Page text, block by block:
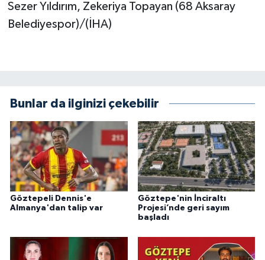
Sezer Yıldırım, Zekeriya Topayan (68 Aksaray
Belediyespor)/(İHA)
Bunlar da ilginizi çekebilir
Göztepeli Dennis'e
Almanya'dan talip var
Göztepe'nin İnciraltı
Projesi’nde geri sayım
başladı